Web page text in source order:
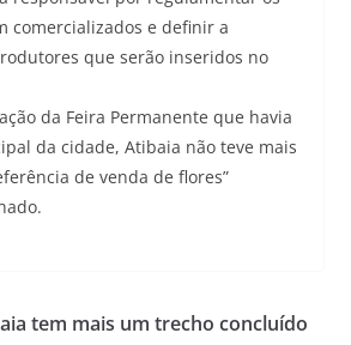
comercializados e definir a
que serão inseridos no
da Feira Permanente que havia
da cidade, Atibaia não teve mais
de venda de flores”
tem mais um trecho concluído